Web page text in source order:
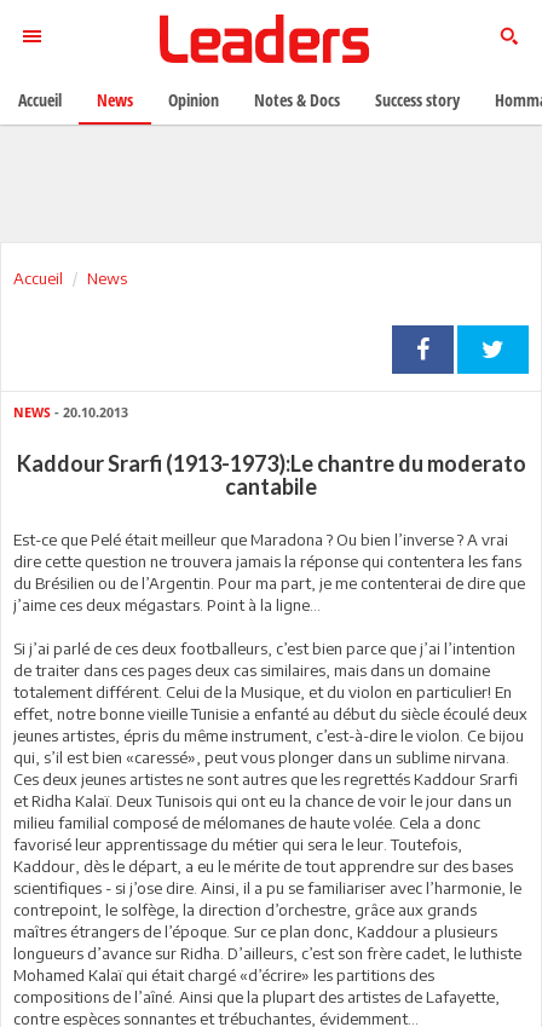
Accueil News
NEWS - 20.10.2013
Kaddour Srarfi (1913-1973):Le chantre du moderato
cantabile
Est-ce que Pelé était meilleur que Maradona ? Ou bien l’inverse ? A vrai
dire cette question ne trouvera jamais la réponse qui contentera les fans
du Brésilien ou de l’Argentin. Pour ma part, je me contenterai de dire que
j’aime ces deux mégastars. Point à la ligne…
Si j’ai parlé de ces deux footballeurs, c’est bien parce que j’ai l’intention
de traiter dans ces pages deux cas similaires, mais dans un domaine
totalement différent. Celui de la Musique, et du violon en particulier! En
effet, notre bonne vieille Tunisie a enfanté au début du siècle écoulé deux
jeunes artistes, épris du même instrument, c’est-à-dire le violon. Ce bijou
qui, s’il est bien «caressé», peut vous plonger dans un sublime nirvana.
Ces deux jeunes artistes ne sont autres que les regrettés Kaddour Srarfi
et Ridha Kalaï. Deux Tunisois qui ont eu la chance de voir le jour dans un
milieu familial composé de mélomanes de haute volée. Cela a donc
favorisé leur apprentissage du métier qui sera le leur. Toutefois,
Kaddour, dès le départ, a eu le mérite de tout apprendre sur des bases
scientifiques - si j’ose dire. Ainsi, il a pu se familiariser avec l’harmonie, le
contrepoint, le solfège, la direction d’orchestre, grâce aux grands
maîtres étrangers de l’époque. Sur ce plan donc, Kaddour a plusieurs
longueurs d’avance sur Ridha. D’ailleurs, c’est son frère cadet, le luthiste
Mohamed Kalaï qui était chargé «d’écrire» les partitions des
compositions de l’aîné. Ainsi que la plupart des artistes de Lafayette,
contre espèces sonnantes et trébuchantes, évidemment…
Accueil News Opinion Notes & Docs Success story